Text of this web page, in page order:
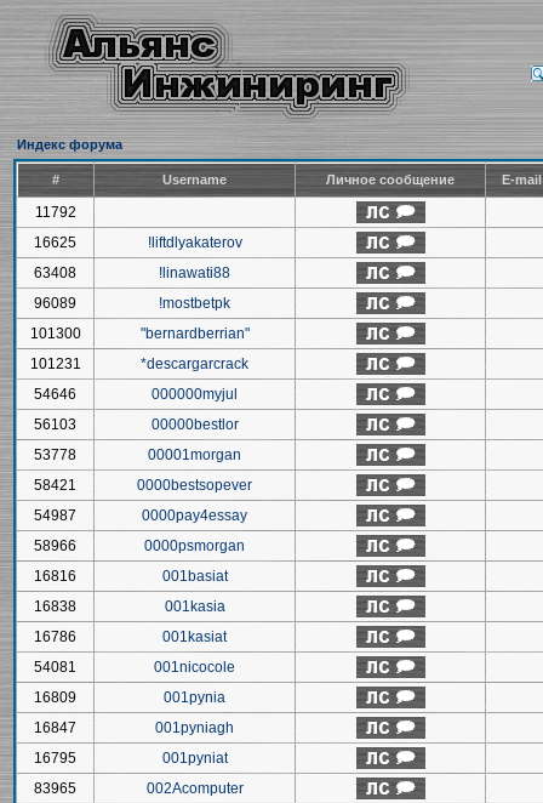
Индекс форума
# Username Личное сообщение E-
11792
16625
!liftdlyakaterov
63408
!linawati88
96089
!mostbetpk
101300
"bernardberrian"
101231
*descargarcrack
54646
000000myjul
56103
00000bestlor
53778
00001morgan
58421
0000bestsopever
54987
0000pay4essay
58966
0000psmorgan
16816
001basiat
16838
001kasia
16786
001kasiat
54081
001nicocole
16809
001pynia
16847
001pyniagh
16795
001pyniat
83965
002Acomputer